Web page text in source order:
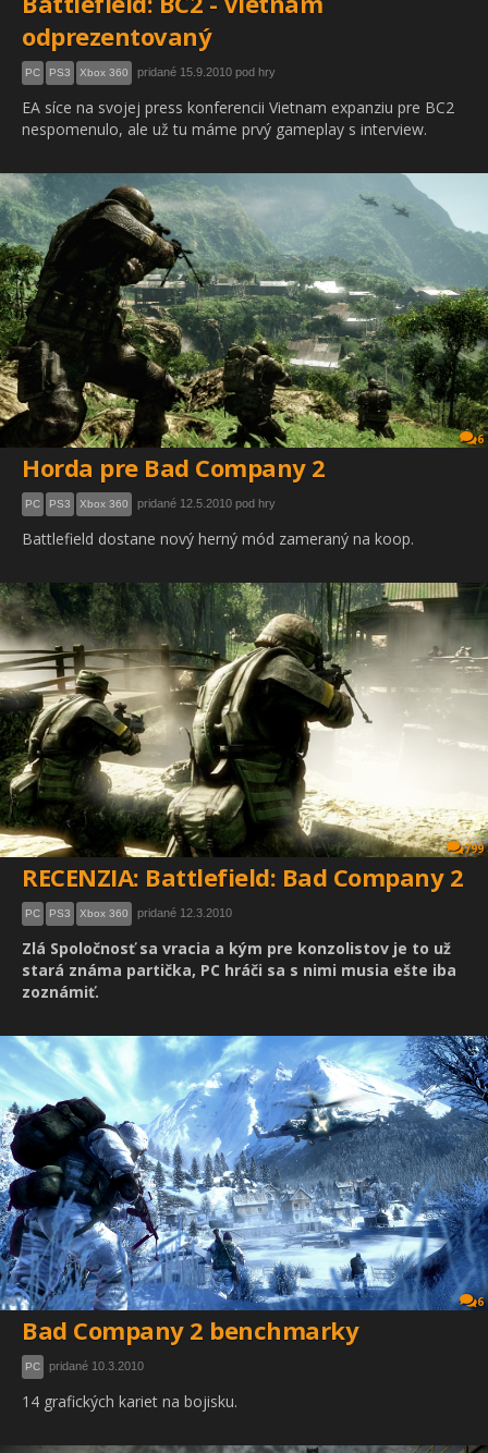
odprezentovaný
PC PS3 Xbox 360 pridané 15.9.2010 pod hry
EA síce na svojej press konferencii Vietnam expanziu pre BC2
nespomenulo, ale už tu máme prvý gameplay s interview.
6
Horda pre Bad Company 2
PC PS3 Xbox 360 pridané 12.5.2010 pod hry
Battlefield dostane nový herný mód zameraný na koop.
799
RECENZIA: Battlefield: Bad Company 2
PC PS3 Xbox 360 pridané 12.3.2010
Zlá Spoločnosť sa vracia a kým pre konzolistov je to už
stará známa partička, PC hráči sa s nimi musia ešte iba
zoznámiť.
6
Bad Company 2 benchmarky
PC pridané 10.3.2010
14 grafických kariet na bojisku.